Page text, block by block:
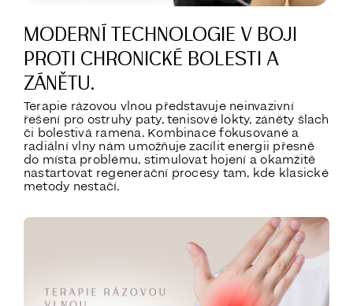
MODERNÍ TECHNOLOGIE V BOJI
PROTI CHRONICKÉ BOLESTI A
ZÁNĚTU.
Terapie rázovou vlnou představuje neinvazivní
řešení pro ostruhy paty, tenisové lokty, záněty šlach
či bolestivá ramena. Kombinace fokusované a
radiální vlny nám umožňuje zacílit energii přesně
do místa problému, stimulovat hojení a okamžitě
nastartovat regenerační procesy tam, kde klasické
metody nestačí.